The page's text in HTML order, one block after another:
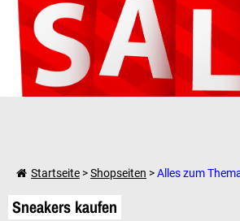
Startseite >Shopseiten >Alles zum
Sneakers kaufen